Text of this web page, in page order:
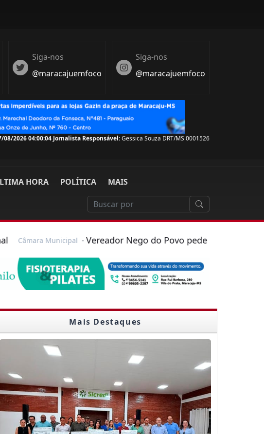
Twiter
Siga-nos
@maracajuemfoco
Instagram
Siga-nos
@maracajuemfoco
08/2026 04:00:05 Jornalista Responsável:Gessica Souza DRT/MS 0001526
HORA POLÍTICA MAIS
Municipal - Vereador Nego do Povo pede limpeza de terrenos
Mais Destaques